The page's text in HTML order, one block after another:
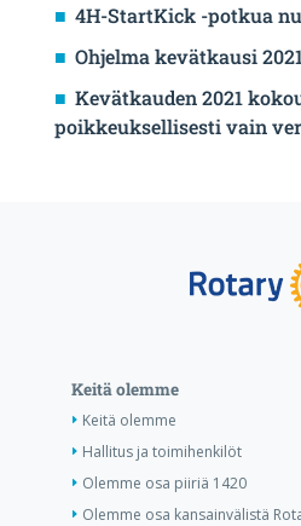
4H-StartKick -potkua
Ohjelma kevätkausi 2021
Kevätkauden 2021
poikkeuksellisesti vain
Keitä olemme
Keitä olemme
Hallitus ja toimihenkilöt
Olemme osa piiriä 1420
Olemme osa kansainvälistä